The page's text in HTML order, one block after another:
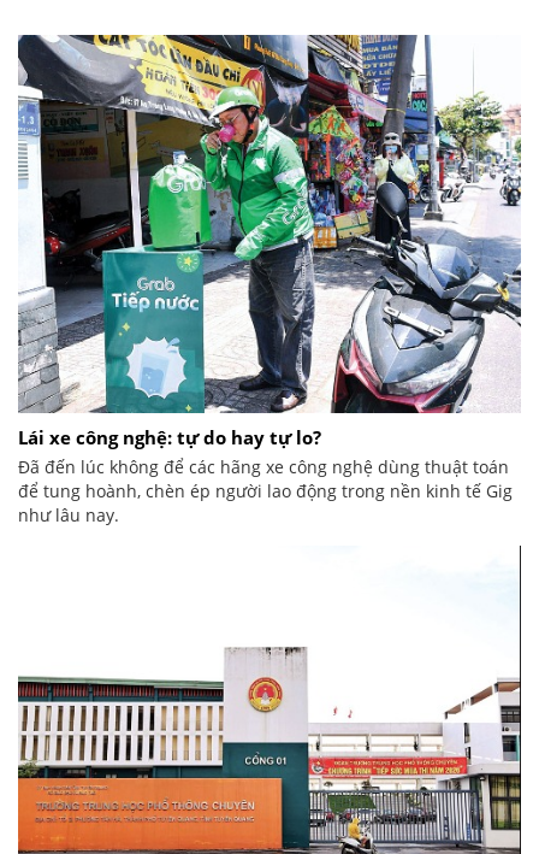
Lái xe công nghệ: tự do hay tự lo?
Đã đến lúc không để các hãng xe công nghệ dùng thuật toán
để tung hoành, chèn ép người lao động trong nền kinh tế Gig
như lâu nay.